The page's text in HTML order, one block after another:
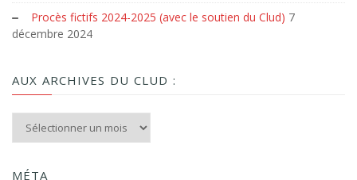
Procès fictifs 2024-2025 (avec le soutien du Clud) 7
décembre 2024
AUX ARCHIVES DU CLUD :
Aux archives du Clud :
MÉTA